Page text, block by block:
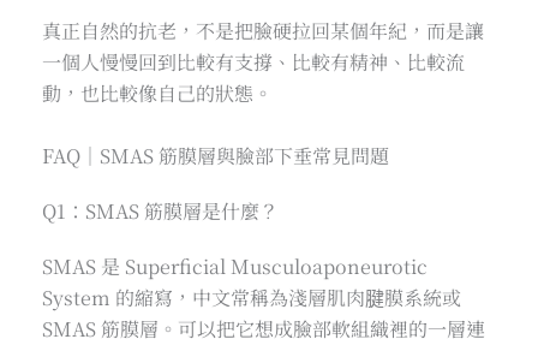
真正自然的抗老，不是把臉硬拉回某個年紀，而是讓
一個人慢慢回到比較有支撐、比較有精神、比較流
動，也比較像自己的狀態。
FAQ｜SMAS 筋膜層與臉部下垂常見問題
Q1：SMAS 筋膜層是什麼？
SMAS 是 Superficial Musculoaponeurotic
System 的縮寫，中文常稱為淺層肌肉腱膜系統或
SMAS 筋膜層。可以把它想成臉部軟組織裡的一層連